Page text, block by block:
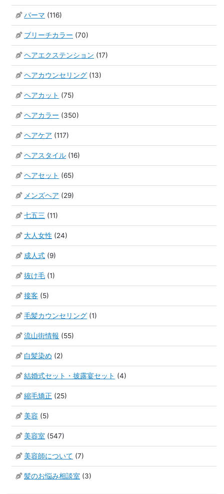
パーマ (116)
ブリーチカラー (70)
ヘアエクステンション (17)
ヘアカウンセリング (13)
ヘアカット (75)
ヘアカラー (350)
ヘアケア (117)
ヘアスタイル (16)
ヘアセット (65)
メンズヘア (29)
七五三 (11)
大人女性 (24)
成人式 (9)
抜け毛 (1)
接客 (5)
毛髪カウンセリング (1)
流山街情報 (55)
白髪染め (2)
結婚式セット・披露宴セット (4)
縮毛矯正 (25)
美容 (5)
美容室 (547)
美容師について (7)
髪のお悩み相談室 (3)